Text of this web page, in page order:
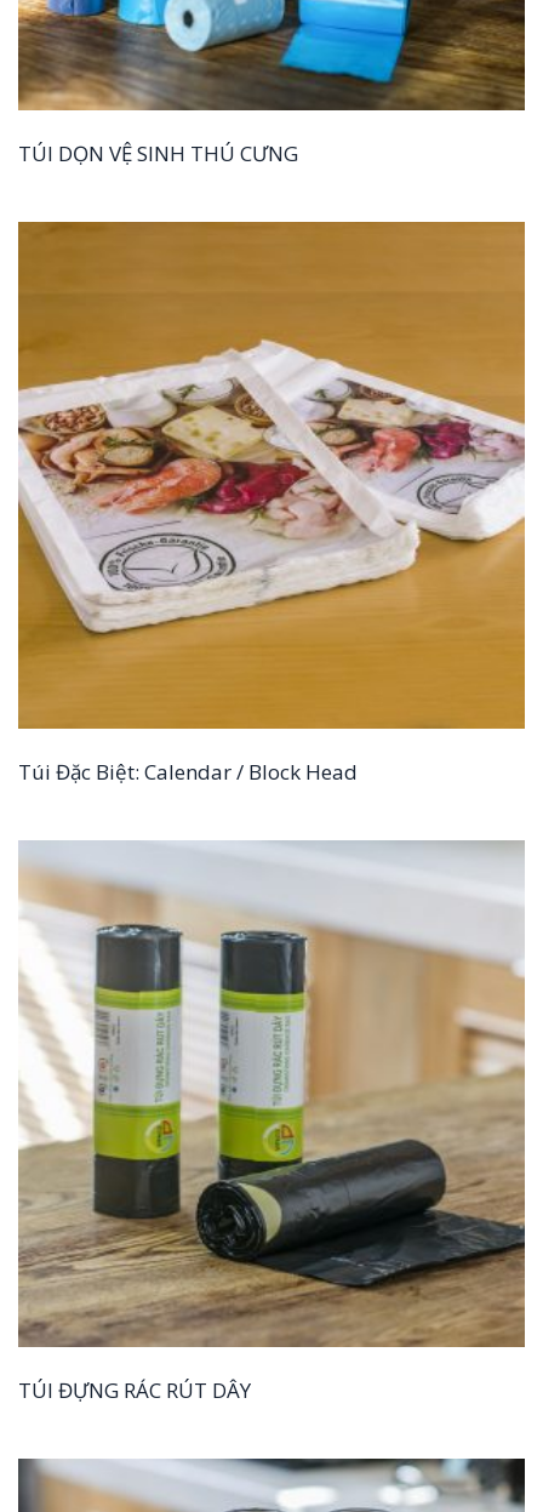
TÚI DỌN VỆ SINH THÚ CƯNG
Túi Đặc Biệt: Calendar / Block Head
TÚI ĐỰNG RÁC RÚT DÂY